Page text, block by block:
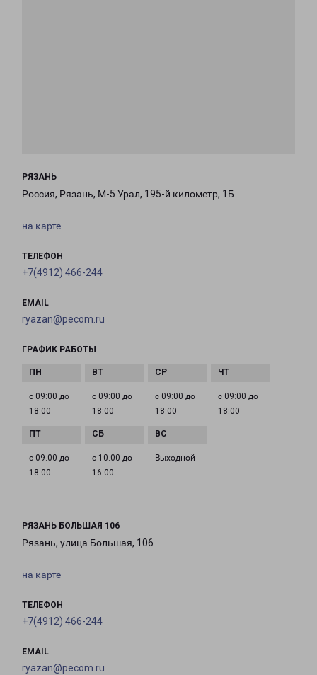
РЯЗАНЬ
Россия, Рязань, М-5 Урал, 195-й километр, 1Б
на карте
ТЕЛЕФОН
+7(4912) 466-244
EMAIL
ryazan@pecom.ru
ГРАФИК РАБОТЫ
с 09:00 до
18:00
с 09:00 до
18:00
с 09:00 до
18:00
с 09:00 до
18:00
с 09:00 до
18:00
с 10:00 до
16:00
Выходной
РЯЗАНЬ БОЛЬШАЯ 106
Рязань, улица Большая, 106
на карте
ТЕЛЕФОН
+7(4912) 466-244
EMAIL
ryazan@pecom.ru